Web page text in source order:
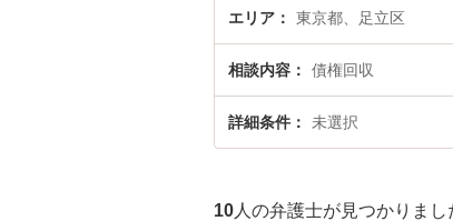
の相談者さんにおすすめです。
エリア 東京都、足立区
相談内容 債権回収
詳細条件 未選択
10 人の弁護士が見つかりまし